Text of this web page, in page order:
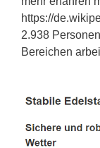
https://
2.938
Bereichen